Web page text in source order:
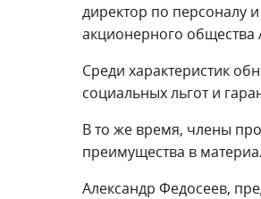
директор по персоналу
акционерного общества
Среди характеристик
социальных льгот и
В то же время, члены
преимущества в
Александр Федосеев,